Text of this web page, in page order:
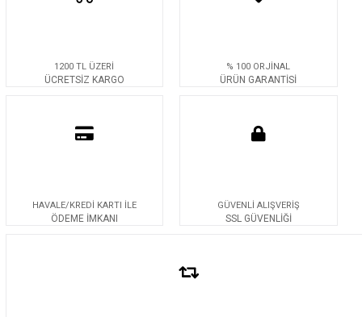
1200 TL ÜZERİ
ÜCRETSİZ KARGO
% 100 ORJİNAL
ÜRÜN GARANTİSİ
HAVALE/KREDİ KARTI İLE
ÖDEME İMKANI
GÜVENLİ ALIŞVERİŞ
SSL GÜVENLİĞİ